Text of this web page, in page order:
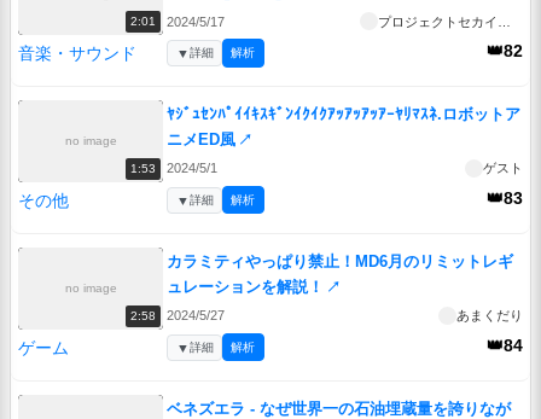
2:01 2024/5/17
音楽・サウンド 👑82
▼詳細 解析
no image
1:53
ﾔｼﾞｭｾﾝﾊﾟｲｲｷｽｷﾞﾝｲｸｲｸｱｯｱｯｱｯｱｰﾔﾘﾏｽﾈ.ロボットア
ニメED風 ↗
2024/5/1 ゲスト
その他 👑83
▼詳細 解析
no image
2:58
カラミティやっぱり禁止！MD6月のリミットレギ
ュレーションを解説！
↗
2024/5/27 あまくだり
ゲーム 👑84
▼詳細 解析
ベネズエラ - なぜ世界一の石油埋蔵量を誇りなが